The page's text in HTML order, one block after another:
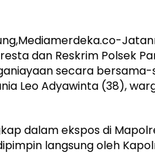
dan Reskrim Polsek
secara
Leo Adyawinta (38),
dalam ekspos di
langsung oleh